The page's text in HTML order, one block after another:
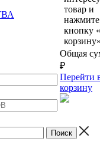
товар и
нажмите
кнопку
Общая
₽
Перейти
корзину